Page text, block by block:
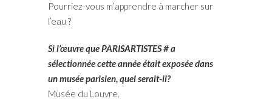
Pourriez-vous m’apprendre à marcher sur
l’eau ?
Si l’œuvre que PARISARTISTES # a
sélectionnée cette année était exposée dans
un musée parisien, quel serait-il?
Musée du Louvre.